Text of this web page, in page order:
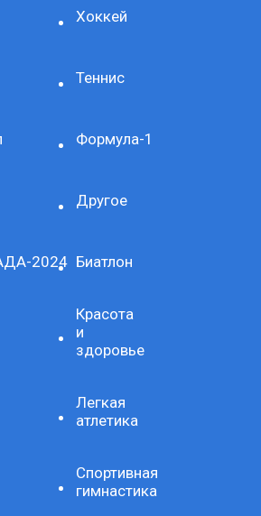
Хоккей
Теннис
Формула-1
Другое
2024 Биатлон
Красота
и
здоровье
Легкая
атлетика
Спортивная
гимнастика